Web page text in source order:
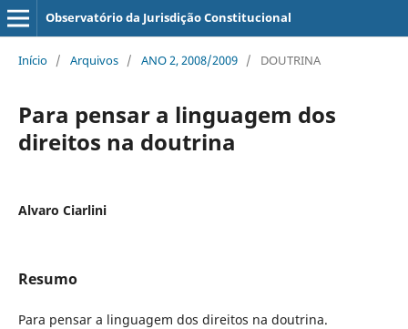
Observatório da Jurisdição Constitucional
Início / Arquivos / ANO 2, 2008/2009 / DOUTRINA
Para pensar a linguagem dos
direitos na doutrina
Alvaro Ciarlini
Resumo
Para pensar a linguagem dos direitos na doutrina.